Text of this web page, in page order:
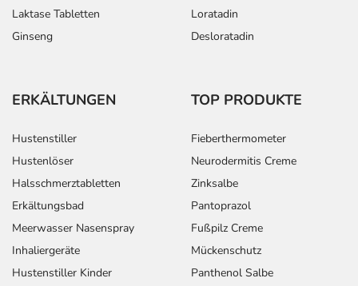
Laktase Tabletten
Ginseng
Loratadin
Desloratadin
ERKÄLTUNGEN
Hustenstiller
Hustenlöser
Halsschmerztabletten
Erkältungsbad
Meerwasser Nasenspray
Inhaliergeräte
Hustenstiller Kinder
TOP PRODUKTE
Fieberthermometer
Neurodermitis Creme
Zinksalbe
Pantoprazol
Fußpilz Creme
Mückenschutz
Panthenol Salbe